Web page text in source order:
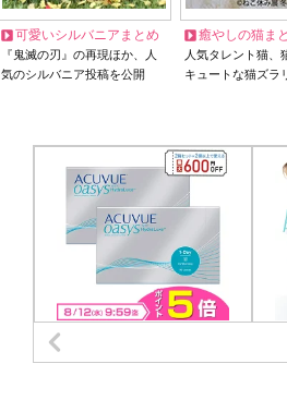
可愛いシルバニアまとめ
『鬼滅の刃』の再現ほか、人
気のシルバニア投稿を公開
癒やしの猫ま
人気タレント猫
キュートな猫ズラ